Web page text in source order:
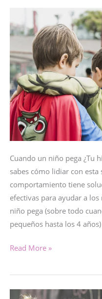
VALOR
LA
COMPASIÓN
Cuando un niño pega ¿Tu
sabes cómo lidiar con esta
comportamiento tiene
efectivas para ayudar a
niño pega (sobre todo
pequeños hasta los 4
QUE
CUANDO
Read More »